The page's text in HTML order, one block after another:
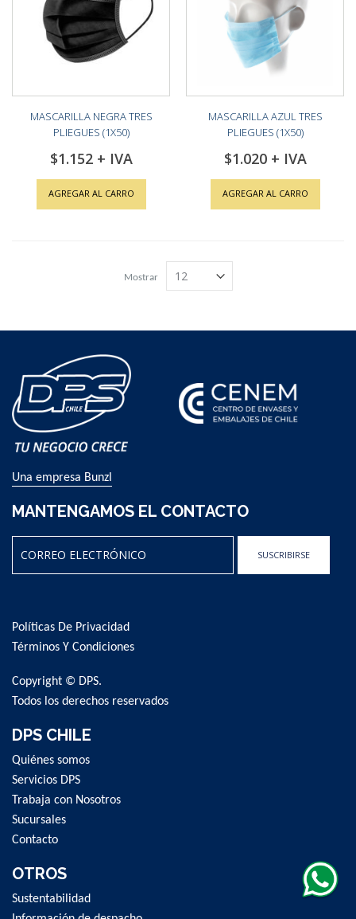
MASCARILLA NEGRA TRES
PLIEGUES (1X50)
$1.152
AGREGAR AL CARRO
MASCARILLA AZUL TRES
PLIEGUES (1X50)
$1.020
AGREGAR AL CARRO
Mostrar
Una empresa Bunzl
MANTENGAMOS EL CONTACTO
Our
Newsletter:
SUSCRIBIRSE
Políticas De Privacidad
Términos Y Condiciones
Copyright © DPS.
Todos los derechos reservados
DPS CHILE
Quiénes somos
Servicios DPS
Trabaja con Nosotros
Sucursales
Contacto
OTROS
Sustentabilidad